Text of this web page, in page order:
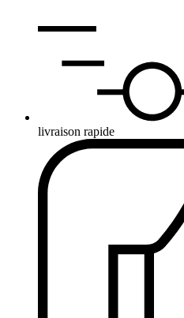
livraison rapide